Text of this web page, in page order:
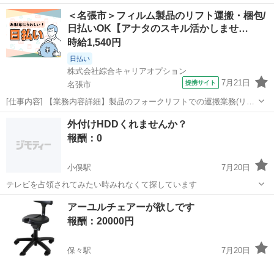
収入が減ってるので、キャットフウドを助けてもらえませんか。車に
乗れませんので、届けていただけたら、幸いです。
三重 松阪市 松阪駅 買いたい/ください
＜名張市＞フィルム製品のリフト運搬・梱包/
日払いOK【アナタのスキル活かしませ…
時給1,540円
日払い
株式会社綜合キャリアオプション
名張市
提携サイト 7月21日
[仕事内容] 【業務内容詳細】製品のフォークリフトでの運搬業務(リー
チ)、 出荷準備、 梱包業務【取扱製品情報】フィルム製品 。＋お仕事
探しはコンシェルスタッフにおまかせ＋。 あなたのお仕事探しをしっ
かりサポート！ たと...
工場
外付けHDDくれませんか？
報酬：0
小俣駅
7月20日
テレビを占領されてみたい時みれなくて探しています
伊勢市 買いたい/ください
アーユルチェアーが欲しです
報酬：20000円
保々駅
7月20日